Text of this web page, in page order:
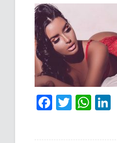
Facebook
Twitter